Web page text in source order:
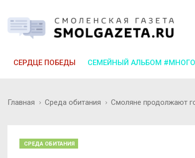
СЕРДЦЕ ПОБЕДЫ СЕМЕЙНЫЙ АЛЬБОМ
Главная Среда обитания Смоляне продолжают
СРЕДА ОБИТАНИЯ